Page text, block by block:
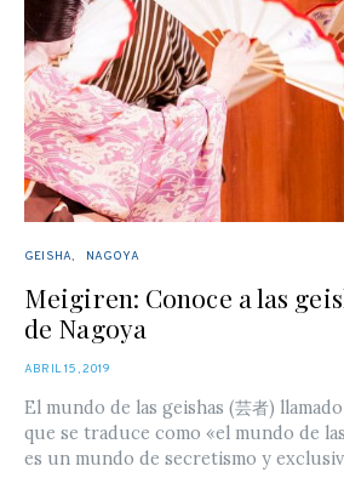
GEISHA NAGOYA
Meigiren: Conoce a las
de Nagoya
POSTED
ABRIL 15, 2019
El mundo de las geishas (芸者)
que se traduce como «el mundo de
es un mundo de secretismo y